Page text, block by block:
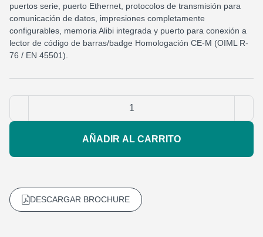
puertos serie, puerto Ethernet, protocolos de transmisión para
comunicación de datos, impresiones completamente
configurables, memoria Alibi integrada y puerto para conexión a
lector de código de barras/badge Homologación CE-M (OIML R-
76 / EN 45501).
AÑADIR AL CARRITO
DESCARGAR BROCHURE